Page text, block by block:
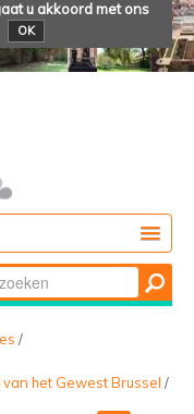
u akkoord met ons
OK
/
het Gewest Brussel /